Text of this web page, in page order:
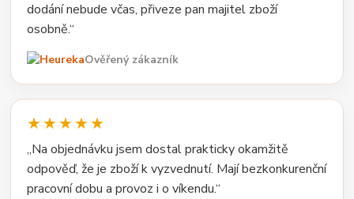
dodání nebude včas, přiveze pan majitel zboží
osobně.“
Ověřený zákazník
★★★★★
„Na objednávku jsem dostal prakticky okamžitě
odpověď, že je zboží k vyzvednutí. Mají bezkonkurenční
pracovní dobu a provoz i o víkendu.“